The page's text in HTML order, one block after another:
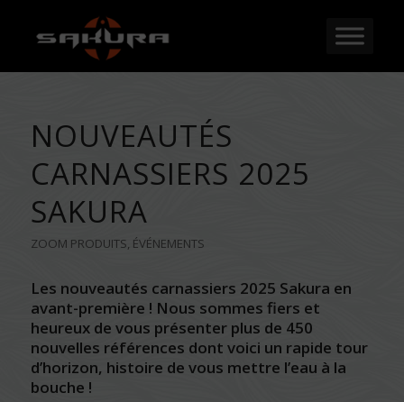
NOUVEAUTÉS
CARNASSIERS 2025
SAKURA
ZOOM PRODUITS, ÉVÉNEMENTS
Les nouveautés carnassiers 2025 Sakura en
avant-première ! Nous sommes fiers et
heureux de vous présenter plus de 450
nouvelles références dont voici un rapide tour
d’horizon, histoire de vous mettre l’eau à la
bouche !